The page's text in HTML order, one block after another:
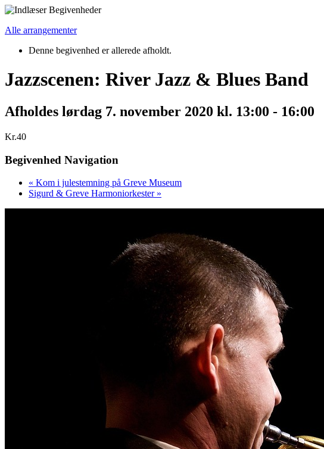
Alle arrangementer
Denne begivenhed er allerede afholdt.
Jazzscenen: River Jazz & Blues Band
Afholdes lørdag 7. november 2020 kl. 13:00 - 16:00
Kr.40
Begivenhed Navigation
« Kom i julestemning på Greve Museum
Sigurd & Greve Harmoniorkester »